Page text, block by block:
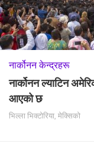
नार्कोनन केन्द्रहरू
नार्कोनन ल्याटिन
आएको छ
भिल्ला भिक्टोरिया, मेक्सिको